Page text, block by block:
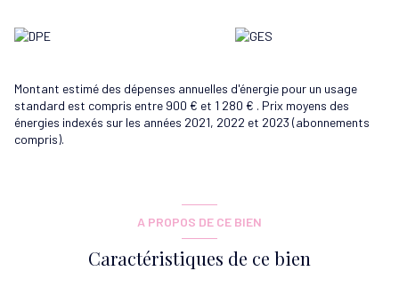
Montant estimé des dépenses annuelles d'énergie pour un usage
standard est compris entre 900 € et 1 280 € . Prix moyens des
énergies indexés sur les années 2021, 2022 et 2023 (abonnements
compris).
A PROPOS DE CE BIEN
Caractéristiques de ce bien